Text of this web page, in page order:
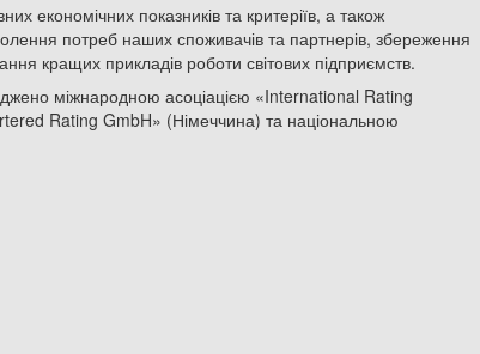
економічних показників та критеріїв, а також
потреб наших споживачів та партнерів, збереження
кращих прикладів роботи світових підприємств.
міжнародною асоціацією «International Rating
Rating GmbH» (Німеччина) та національною